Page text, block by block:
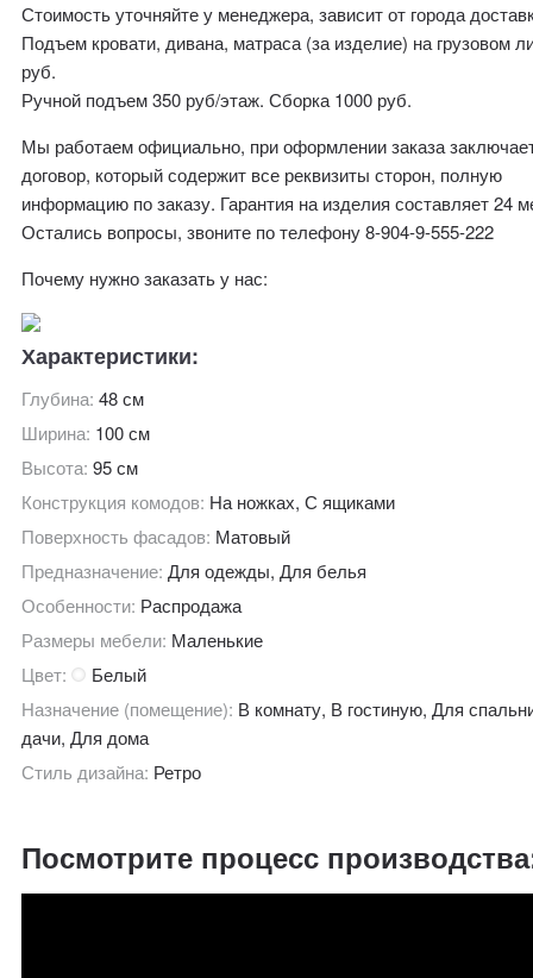
Стоимость уточняйте у менеджера, зависит от города
Подъем кровати, дивана, матраса (за изделие) на грузовом
руб.
Ручной подъем 350 руб/этаж. Сборка 1000 руб.
Мы работаем официально, при оформлении заказа
договор, который содержит все реквизиты сторон, полную
информацию по заказу. Гарантия на изделия составляет 24
Остались вопросы, звоните по телефону 8-904-9-555-222
Почему нужно заказать у нас:
Характеристики:
Глубина:48 см
Ширина: 100 см
Высота:95 см
Конструкция комодов: На ножках, С ящиками
Поверхность фасадов: Матовый
Предназначение:Для одежды, Для белья
Особенности: Распродажа
Размеры мебели: Маленькие
Цвет:
Белый
Назначение (помещение): В комнату, В гостиную, Для
дачи, Для дома
Стиль дизайна: Ретро
Посмотрите процесс